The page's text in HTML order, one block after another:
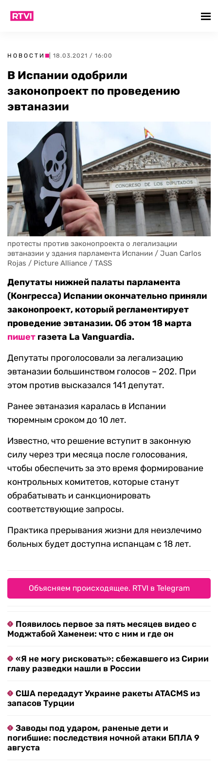
НОВОСТИ | 18.03.2021 / 16:00
В Испании одобрили
законопроект по проведению
эвтаназии
протесты против законопроекта о легализации
эвтаназии у здания парламента Испании / Juan Carlos
Rojas / Picture Alliance / TASS
Депутаты нижней палаты парламента
(Конгресса) Испании окончательно приняли
законопроект, который регламентирует
проведение эвтаназии. Об этом 18 марта
пишет газета La Vanguardia.
Депутаты проголосовали за легализацию
эвтаназии большинством голосов – 202. При
этом против высказался 141 депутат.
Ранее эвтаназия каралась в Испании
тюремным сроком до 10 лет.
Известно, что решение вступит в законную
силу через три месяца после голосования,
чтобы обеспечить за это время формирование
контрольных комитетов, которые станут
обрабатывать и санкционировать
соответствующие запросы.
Практика прерывания жизни для неизлечимо
больных будет доступна испанцам с 18 лет.
Объясняем происходящее. RTVI в Telegram
Появилось первое за пять месяцев видео с
Моджтабой Хаменеи: что с ним и где он
«Я не могу рисковать»: сбежавшего из Сирии
главу разведки нашли в России
США передадут Украине ракеты ATACMS из
запасов Турции
Заводы под ударом, раненые дети и
погибшие: последствия ночной атаки БПЛА 9
августа